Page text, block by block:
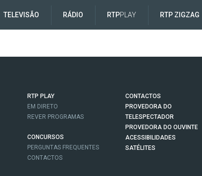
TELEVISÃO RÁDIO RTPPLAY RTP ZIGZAG
RTP PLAY
EM DIRETO
REVER PROGRAMAS
CONCURSOS
PERGUNTAS FREQUENTES
CONTACTOS
CONTACTOS
PROVEDORA DO
TELESPECTADOR
PROVEDORA DO OUVINTE
ACESSIBILIDADES
SATÉLITES